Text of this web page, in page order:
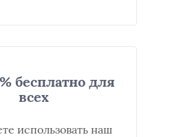
бесплатно для
всех
использовать наш